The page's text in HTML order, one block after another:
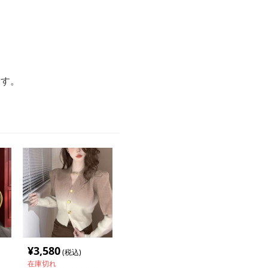
。
¥3,580(税込)
在庫切れ